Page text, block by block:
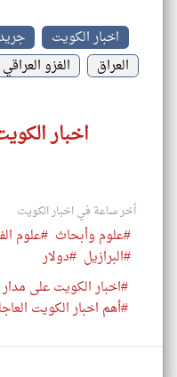
اخبار الكويت
العراق
الغزو
اخبار
أخر ساعة في اخبار الكويت
#علوم وأبحاث #علوم
#البرازيل #دولار
#اخبار الكويت على
#أهم اخبار الكويت